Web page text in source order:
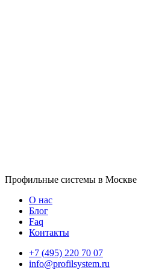
Профильные системы в Москве
О нас
Блог
Faq
Контакты
+7 (495) 220 70 07
info@profilsystem.ru